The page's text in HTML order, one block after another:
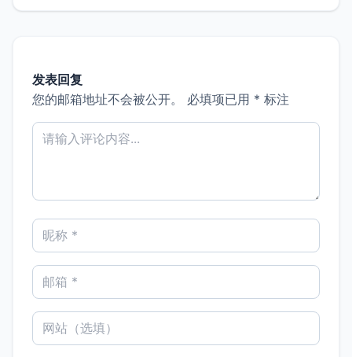
发表回复
您的邮箱地址不会被公开。
必填项已用 * 标注